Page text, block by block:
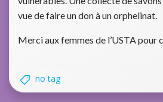
vue de faire un don à un orphelinat.
Merci aux femmes de l’USTA pour
no tag